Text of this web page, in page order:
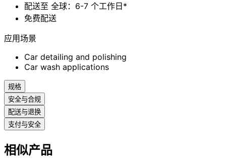
配送至 全球：6-7 个工作日*
免费配送
应用场景
Car detailing and polishing
Car wash applications
规格
安全与合规
配送与退换
支付与安全
相似产品